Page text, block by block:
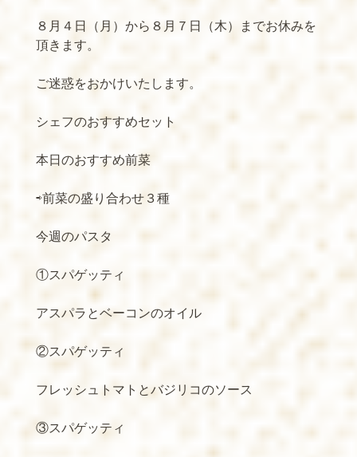
８月４日（月）から８月７日（木）までお休みを
頂きます。
ご迷惑をおかけいたします。
シェフのおすすめセット
本日のおすすめ前菜
⇨前菜の盛り合わせ３種
今週のパスタ
①スパゲッティ
アスパラとベーコンのオイル
②スパゲッティ
フレッシュトマトとバジリコのソース
③スパゲッティ